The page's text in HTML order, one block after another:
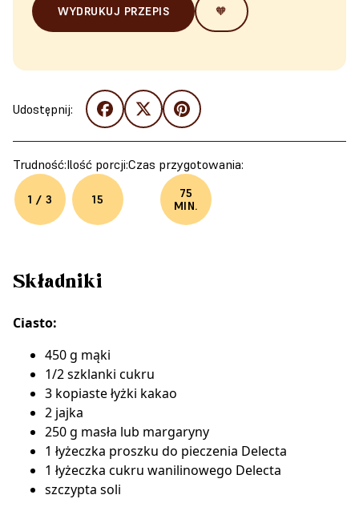
WYDRUKUJ PRZEPIS 🧡
Udostępnij:
Trudność:
1 / 3
Ilość porcji:
15
Czas przygotowania:
75
MIN.
Składniki
Ciasto:
450 g mąki
1/2 szklanki cukru
3 kopiaste łyżki kakao
2 jajka
250 g masła lub margaryny
1 łyżeczka proszku do pieczenia Delecta
1 łyżeczka cukru wanilinowego Delecta
szczypta soli